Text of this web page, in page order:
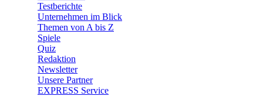
Testberichte
Unternehmen im Blick
Themen von A bis Z
Spiele
Quiz
Redaktion
Newsletter
Unsere Partner
EXPRESS Service